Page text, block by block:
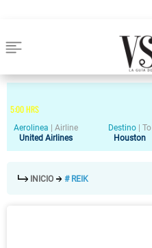
5:00HRS
Aerolinea
Airline
United Airlines
Destino
To
Houston
INICIO # REIK